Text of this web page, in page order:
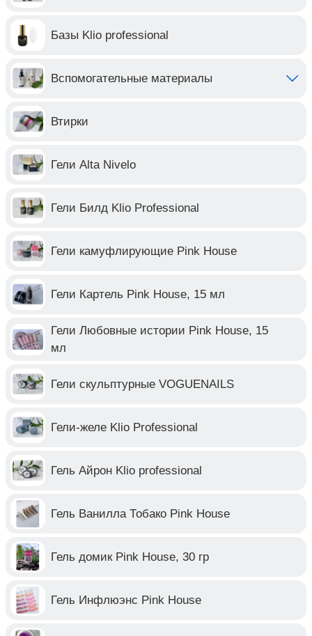
Базы Klio professional
Вспомогательные материалы
Втирки
Гели Alta Nivelo
Гели Билд Klio Professional
Гели камуфлирующие Pink House
Гели Картель Pink House, 15 мл
Гели Любовные истории Pink House, 15
мл
Гели скульптурные VOGUENAILS
Гели-желе Klio Professional
Гель Айрон Klio professional
Гель Ванилла Тобако Pink House
Гель домик Pink House, 30 гр
Гель Инфлюэнс Pink House